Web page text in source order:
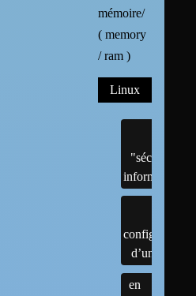
mémoire/
( memory
/ ram )
Linux
"sécurité"
informatique
configuration
d’un linux
en